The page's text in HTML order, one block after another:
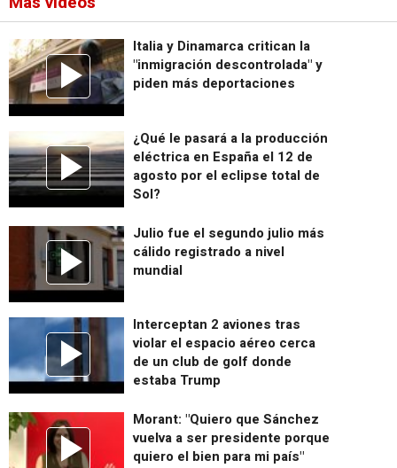
Italia y Dinamarca critican la
"inmigración descontrolada" y
piden más deportaciones
¿Qué le pasará a la producción
eléctrica en España el 12 de
agosto por el eclipse total de
Sol?
Julio fue el segundo julio más
cálido registrado a nivel
mundial
Interceptan 2 aviones tras
violar el espacio aéreo cerca
de un club de golf donde
estaba Trump
Morant: "Quiero que Sánchez
vuelva a ser presidente porque
quiero el bien para mi país"